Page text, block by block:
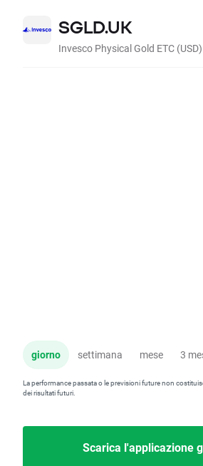
SGLD.UK
Invesco Physical Gold ETC (USD)
giorno settimana mese 3
La performance passata o le previsioni future non
dei risultati futuri.
Scarica l'applicazione